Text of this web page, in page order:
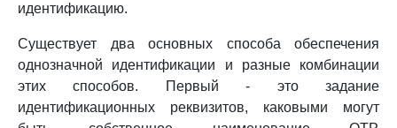
идентификацию.
Существует два основных способа обеспечения
однозначной идентификации и разные комбинации
этих способов. Первый - это задание
идентификационных реквизитов, каковыми могут